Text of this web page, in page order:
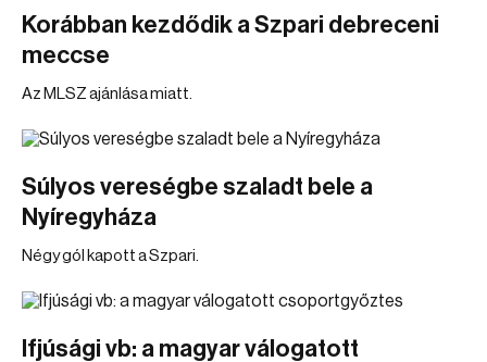
Korábban kezdődik a Szpari debreceni
meccse
Az MLSZ ajánlása miatt.
Súlyos vereségbe szaladt bele a
Nyíregyháza
Négy gól kapott a Szpari.
Ifjúsági vb: a magyar válogatott